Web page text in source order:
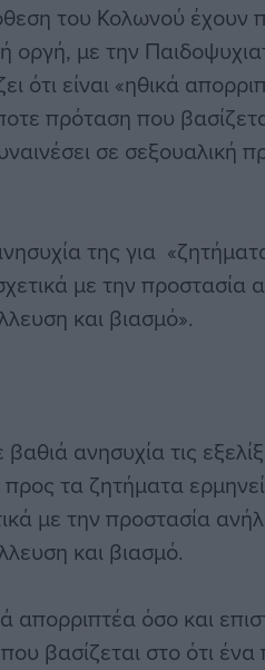
του Κολωνού έχουν
οργή, με την
ότι είναι «ηθικά
πρόταση που
σε σεξουαλική
της για
με την προστασία
και βιασμό».
ανησυχία τις
τα ζητήματα
με την προστασία
και βιασμό.
απορριπτέα όσο και
βασίζεται στο ότι ένα